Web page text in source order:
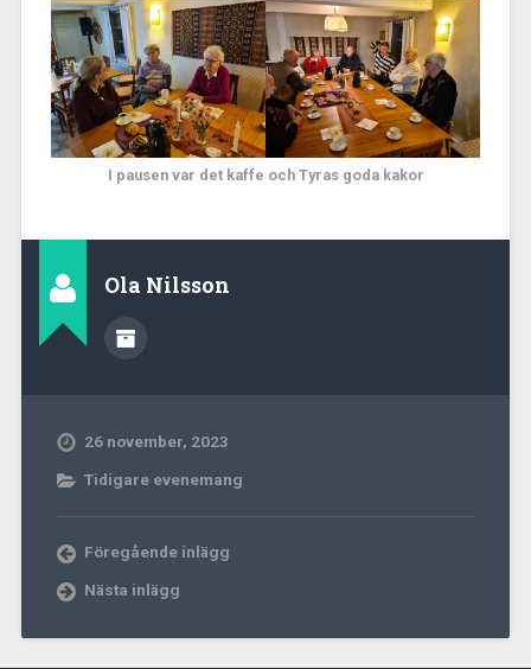
I pausen var det kaffe och Tyras goda kakor
Ola Nilsson
26 november, 2023
Tidigare evenemang
Föregående inlägg
Nästa inlägg